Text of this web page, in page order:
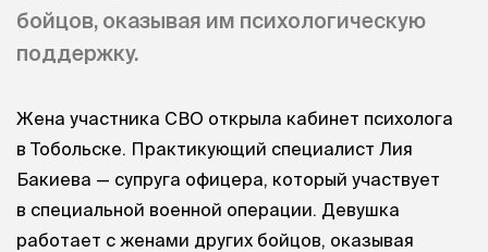
бойцов, оказывая им психологическую
поддержку.
Жена участника СВО открыла кабинет психолога
в Тобольске. Практикующий специалист Лия
Бакиева — супруга офицера, который участвует
в специальной военной операции. Девушка
работает с женами других бойцов, оказывая